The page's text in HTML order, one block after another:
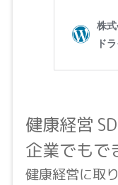
健康経営
企業でもで
健康経営に取